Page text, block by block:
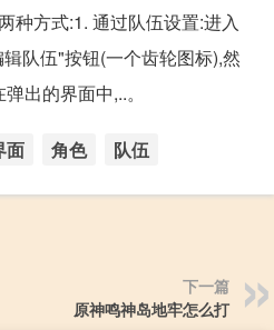
种方式:1. 通过队伍设置:进入
队伍"按钮(一个齿轮图标),然
出的界面中,..。
面 角色 队伍
下一篇
原神鸣神岛地牢怎么打